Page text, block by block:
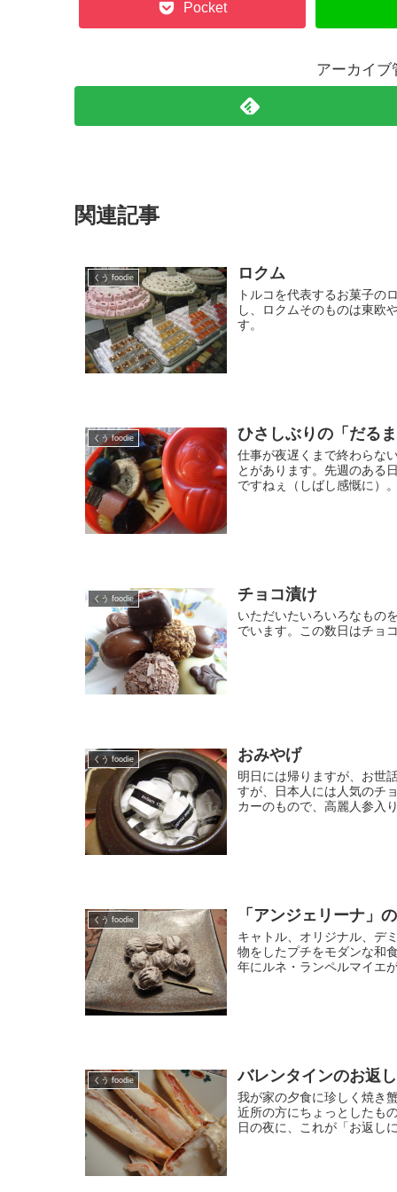
Pocket
アーカイブ
関連記事
くう foodie ロクム
トルコを代表するお菓子の
し、ロクムそのものは東欧
す。 （写真は
くう foodie ひさしぶりの「だるま
仕事が夜遅くまで終わらな
とがあります。先週のある
ですねぇ（しばし感慨に）
くう foodie チョコ漬け
いただいたいろいろなもの
でいます。この数日はチョ
くう foodie おみやげ
明日には帰りますが、お世
すが、日本人には人気のチ
カーのもので、高麗人参入
くう foodie 「アンジェリーナ」
キャトル、オリジナル、デ
物をしたプチをモダンな和
年にルネ・ランペルマイエ
くう foodie バレンタインのお返
我が家の夕食に珍しく焼き
近所の方にちょっとしたも
日の夜に、これが「お返し